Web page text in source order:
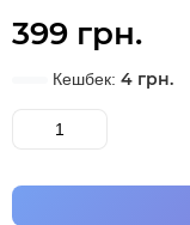
399 грн.
Кешбек: 4 грн.